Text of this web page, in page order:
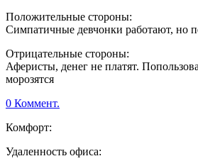
Положительные стороны:
Симпатичные девчонки работают, но
Отрицательные стороны:
Аферисты, денег не платят.
морозятся
0 Коммент.
Комфорт:
Удаленность офиса: